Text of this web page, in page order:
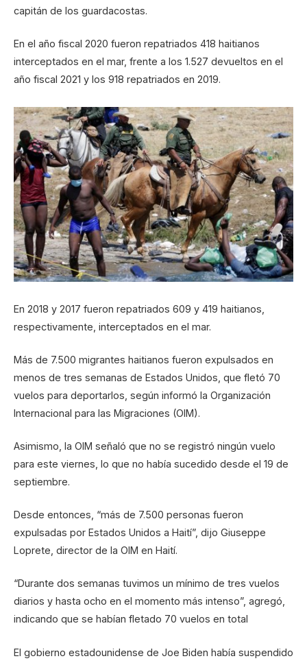
capitán de los guardacostas.
En el año fiscal 2020 fueron repatriados 418 haitianos
interceptados en el mar, frente a los 1.527 devueltos en el
año fiscal 2021 y los 918 repatriados en 2019.
En 2018 y 2017 fueron repatriados 609 y 419 haitianos,
respectivamente, interceptados en el mar.
Más de 7.500 migrantes haitianos fueron expulsados en
menos de tres semanas de Estados Unidos, que fletó 70
vuelos para deportarlos, según informó la Organización
Internacional para las Migraciones (OIM).
Asimismo, la OIM señaló que no se registró ningún vuelo
para este viernes, lo que no había sucedido desde el 19 de
septiembre.
Desde entonces, “más de 7.500 personas fueron
expulsadas por Estados Unidos a Haití”, dijo Giuseppe
Loprete, director de la OIM en Haití.
“Durante dos semanas tuvimos un mínimo de tres vuelos
diarios y hasta ocho en el momento más intenso”, agregó,
indicando que se habían fletado 70 vuelos en total
El gobierno estadounidense de Joe Biden había suspendido